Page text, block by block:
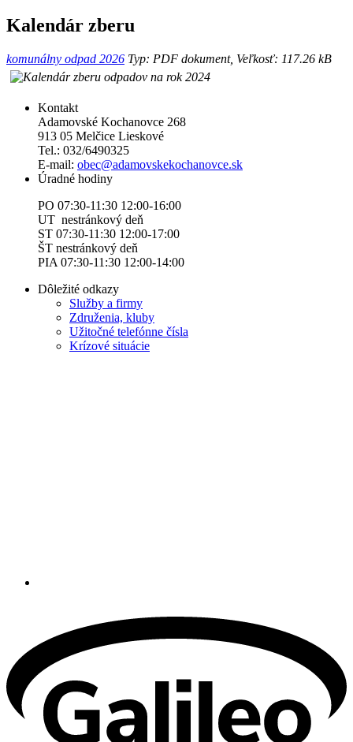
Kalendár zberu
komunálny odpad 2026 Typ: PDF dokument, Veľkosť: 117.26 kB
Kontakt
Adamovské Kochanovce 268
913 05 Melčice Lieskové
Tel.: 032/6490325
E-mail: obec@adamovskekochanovce.sk
Úradné hodiny
PO 07:30-11:30 12:00-16:00
UT nestránkový deň
ST 07:30-11:30 12:00-17:00
ŠT nestránkový deň
PIA 07:30-11:30 12:00-14:00
Dôležité odkazy
Služby a firmy
Združenia, kluby
Užitočné telefónne čísla
Krízové situácie